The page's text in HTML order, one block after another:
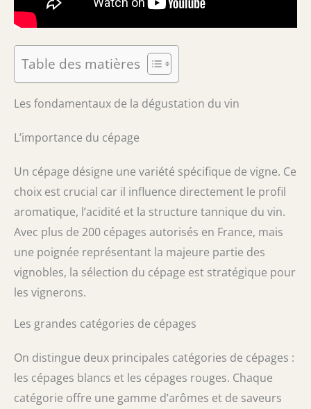
Table des matières
Les fondamentaux de la dégustation du vin
L’importance du cépage
Un cépage désigne une variété spécifique de vigne. Ce
choix est crucial car il influence directement le profil
aromatique, l’acidité et la structure tannique du vin.
Avec plus de 200 cépages autorisés en France, mais
une poignée représentant la majeure partie des
vignobles, la sélection du cépage est stratégique pour
les vignerons.
Les grandes catégories de cépages
On distingue deux principales catégories de cépages :
les cépages blancs et les cépages rouges. Chaque
catégorie offre une gamme d’arômes et de saveurs